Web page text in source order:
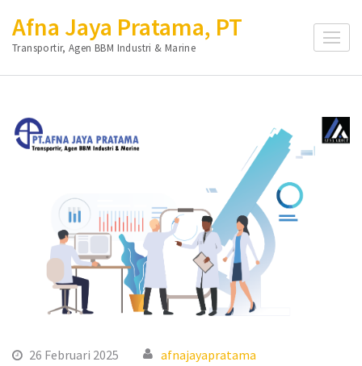
ke
konten
(Tekan
Afna Jaya Pratama, PT
Transportir, Agen BBM Industri & Marine
26 Februari 2025 afnajayapratama